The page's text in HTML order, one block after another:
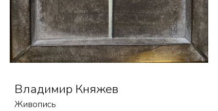
Владимир Княжев
Живопись